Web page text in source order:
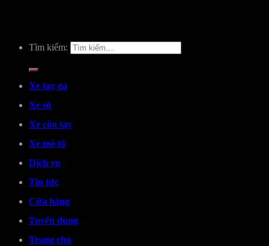
Tìm kiếm:
Xe tay ga
Xe số
Xe côn tay
Xe mô tô
Dịch vụ
Tin tức
Cửa hàng
Tuyển dụng
Trang chủ